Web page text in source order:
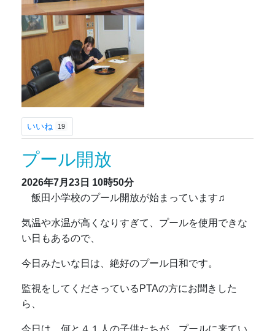
いいね 19
プール開放
2026年7月23日 10時50分
飯田小学校のプール開放が始まっています♫
気温や水温が高くなりすぎて、プールを使用できな
い日もあるので、
今日みたいな日は、絶好のプール日和です。
監視をしてくださっているPTAの方にお聞きした
ら、
今日は、何と４１人の子供たちが、プールに来てい